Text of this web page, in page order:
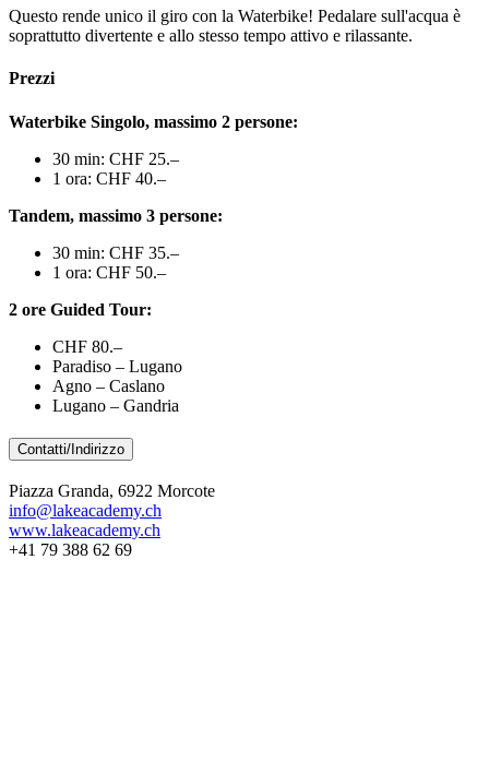
Questo rende unico il giro con la Waterbike! Pedalare sull'acqua è
soprattutto divertente e allo stesso tempo attivo e rilassante.
Prezzi
Waterbike Singolo, massimo 2 persone:
30 min: CHF 25.–
1 ora: CHF 40.–
Tandem, massimo 3 persone:
30 min: CHF 35.–
1 ora: CHF 50.–
2 ore Guided Tour:
CHF 80.–
Paradiso – Lugano
Agno – Caslano
Lugano – Gandria
Contatti/Indirizzo
Piazza Granda, 6922 Morcote
info@lakeacademy.ch
www.lakeacademy.ch
+41 79 388 62 69